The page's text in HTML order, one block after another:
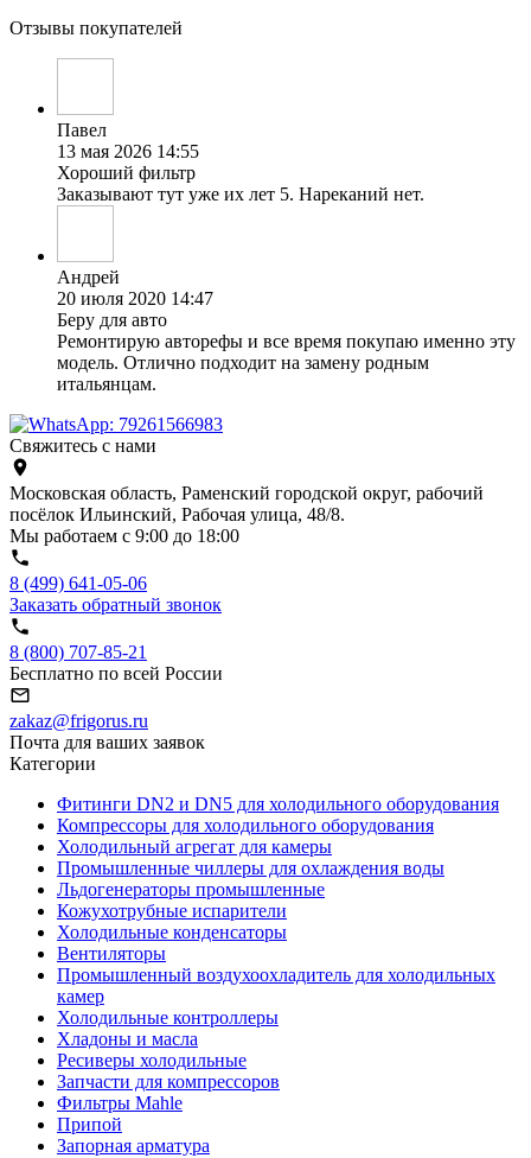
Отзывы покупателей
Павел
13 мая 2026 14:55
Хороший фильтр
Заказывают тут уже их лет 5. Нареканий нет.
Андрей
20 июля 2020 14:47
Беру для авто
Ремонтирую авторефы и все время покупаю именно эту
модель. Отлично подходит на замену родным
итальянцам.
Свяжитесь с нами
Московская область, Раменский городской округ, рабочий
посёлок Ильинский, Рабочая улица, 48/8.
Мы работаем с 9:00 до 18:00
8 (499) 641-05-06
Заказать обратный звонок
8 (800) 707-85-21
Бесплатно по всей России
zakaz@frigorus.ru
Почта для ваших заявок
Категории
Фитинги DN2 и DN5 для холодильного оборудования
Компрессоры для холодильного оборудования
Холодильный агрегат для камеры
Промышленные чиллеры для охлаждения воды
Льдогенераторы промышленные
Кожухотрубные испарители
Холодильные конденсаторы
Вентиляторы
Промышленный воздухоохладитель для холодильных
камер
Холодильные контроллеры
Хладоны и масла
Ресиверы холодильные
Запчасти для компрессоров
Фильтры Mahle
Припой
Запорная арматура